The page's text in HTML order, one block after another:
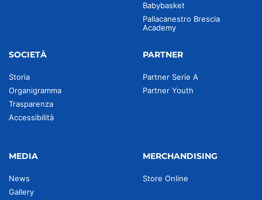
Babybasket
Pallacanestro Brescia
Academy
SOCIETÀ
Storia
Organigramma
Trasparenza
Accessibilità
PARTNER
Partner Serie A
Partner Youth
MEDIA
News
Gallery
MERCHANDISING
Store Online